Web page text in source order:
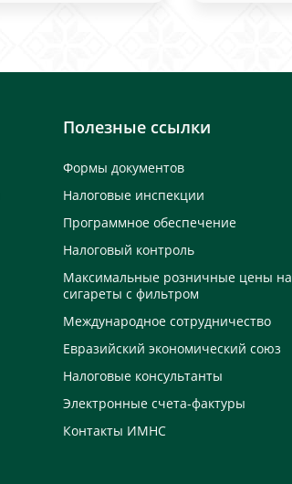
Полезные ссылки
Формы документов
Налоговые инспекции
Программное обеспечение
Налоговый контроль
Максимальные розничные цены на
сигареты с фильтром
Международное сотрудничество
Евразийский экономический союз
Налоговые консультанты
Электронные счета-фактуры
Контакты ИМНС